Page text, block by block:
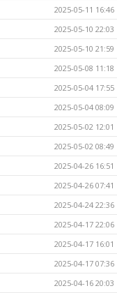
2025-05-11 16:46
2025-05-10 22:03
2025-05-10 21:59
2025-05-08 11:18
2025-05-04 17:55
2025-05-04 08:09
2025-05-02 12:01
2025-05-02 08:49
2025-04-26 16:51
2025-04-26 07:41
2025-04-24 22:36
2025-04-17 22:06
2025-04-17 16:01
2025-04-17 07:36
2025-04-16 20:03